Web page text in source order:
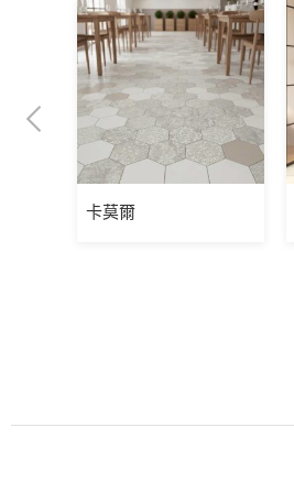
卡莫爾